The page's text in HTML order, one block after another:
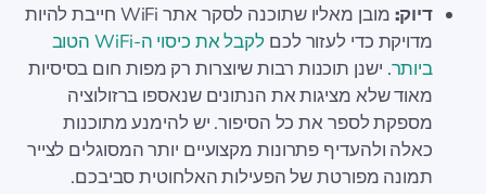
דיוק:
מובן מאליו שתוכנה לסקר אתר WiFi חייבת להיות
מדויקת כדי לעזור לכם
לקבל את כיסוי ה-WiFi הטוב
ביותר. ישנן תוכנות רבות שיוצרות רק מפות חום בסיסיות
מאוד שלא מציגות את הנתונים שנאספו ברזולוציה
מספקת לספר את כל הסיפור. יש להימנע מתוכנות
כאלה ולהעדיף פתרונות מקצועיים יותר המסוגלים לצייר
תמונה מפורטת של הפעילות האלחוטית סביבכם.